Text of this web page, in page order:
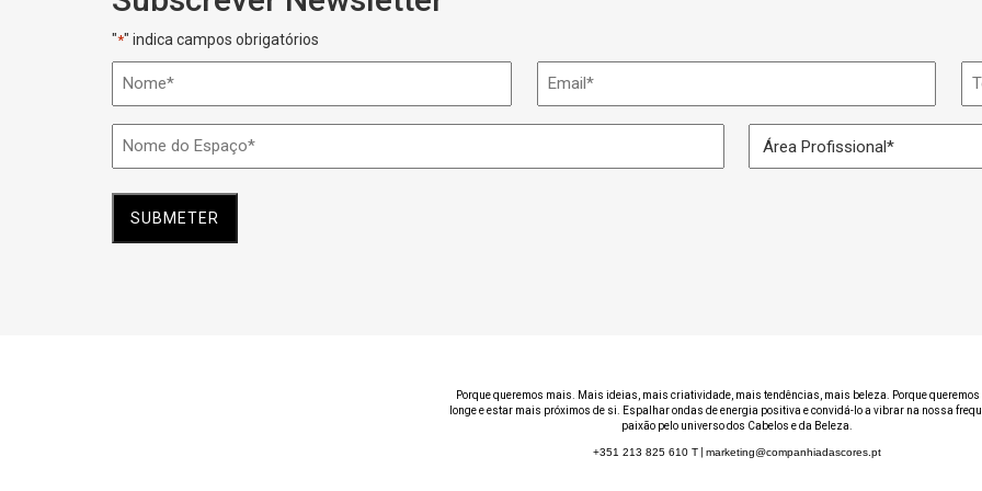
"*" indica campos obrigatórios
Nome Email
Nome
do
Área
Profissional
Porque queremos mais. Mais ideias, mais criatividade, mais tendências, mais beleza. Porque
longe e estar mais próximos de si. Espalhar ondas de energia positiva e convidá-lo a vibrar na nossa
paixão pelo universo dos Cabelos e da Beleza.
+351 213 825 610 T| marketing@companhiadascores.pt